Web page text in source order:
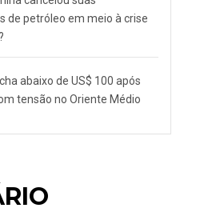
de petróleo em meio à crise
abaixo de US$ 100 após
tensão no Oriente Médio